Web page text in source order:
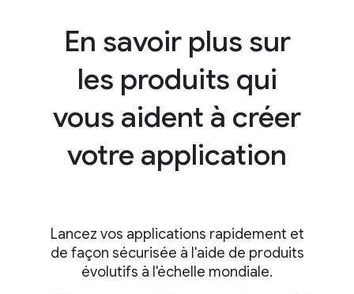
En savoir plus sur
les produits qui
vous aident à créer
votre application
Lancez vos applications rapidement et
de façon sécurisée à l'aide de produits
évolutifs à l'échelle mondiale.